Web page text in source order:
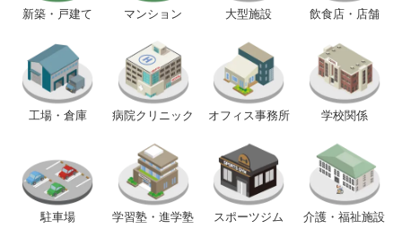
新築・戸建て マンション 大型施設 飲食店・店舗
工場・倉庫 病院クリニック オフィス事務所 学校関係
駐車場 学習塾・進学塾 スポーツジム 介護・福祉施設